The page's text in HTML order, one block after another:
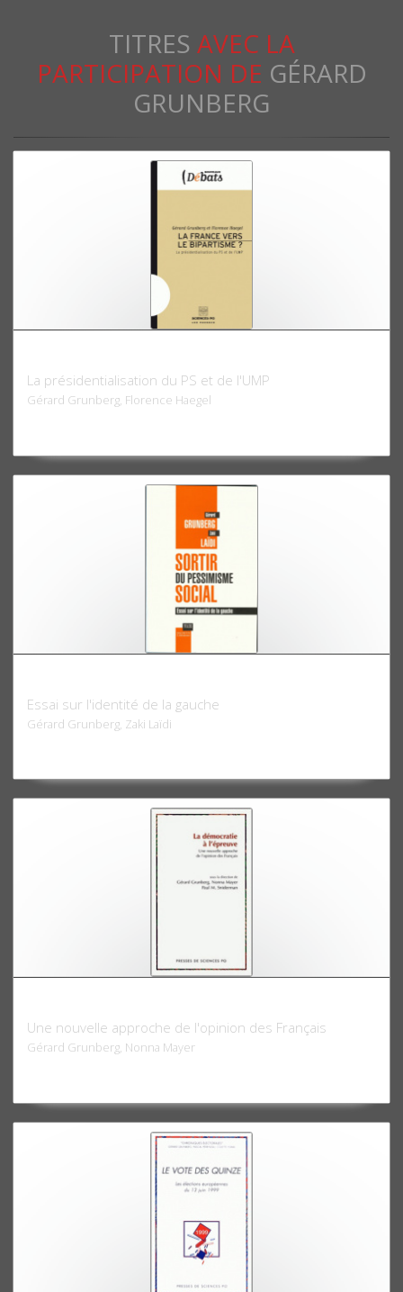
TITRES AVEC LA
PARTICIPATION DE GÉRARD
GRUNBERG
La présidentialisation du PS et de l'UMP
Gérard Grunberg, Florence Haegel
Essai sur l'identité de la gauche
Gérard Grunberg, Zaki Laïdi
Une nouvelle approche de l'opinion des Français
Gérard Grunberg, Nonna Mayer